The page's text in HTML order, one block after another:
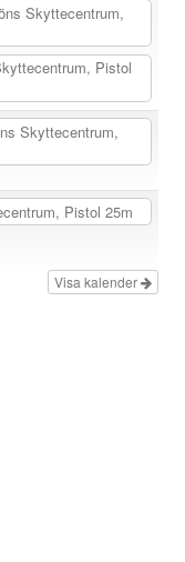
Skyttecentrum,
Pistol
Skyttecentrum,
Pistol 25m
Visa kalender